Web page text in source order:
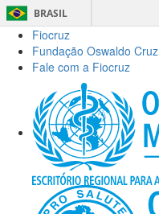
BRASIL
Fiocruz
Fundação Oswaldo Cruz
Fale com a Fiocruz